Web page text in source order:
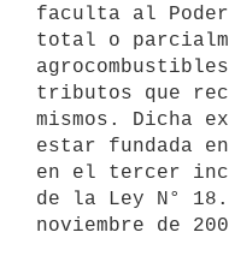
faculta al
total o
tributos que
mismos. Dicha
estar fundada
en el tercer
de la Ley N°
noviembre de